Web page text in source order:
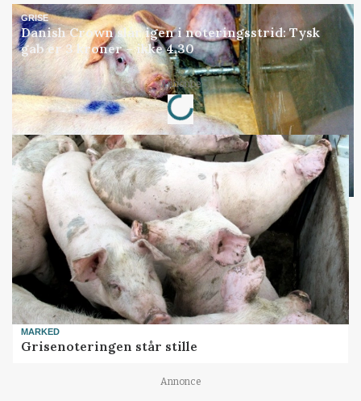
GRISE
Danish Crown slår igen i noteringsstrid: Tysk
gab er 3 kroner – ikke 4,30
Annonce
Loading...
MARKED
Grisenoteringen står stille
Annonce